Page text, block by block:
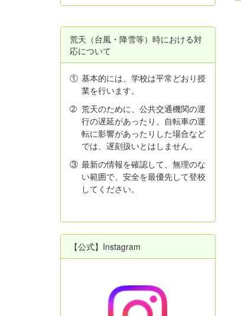
荒天（台風・降雪等）時における対
応について
① 基本的には、学校は平常どおり授
業を行います。
➁ 荒天のために、公共交通機関の運
行の遅延があったり、自転車の運
転に影響があったりした場合など
では、遅刻扱いとはしません。
③ 最新の情報を確認して、無理のな
い範囲で、安全を最優先して登校
してください。
【公式】Instagram